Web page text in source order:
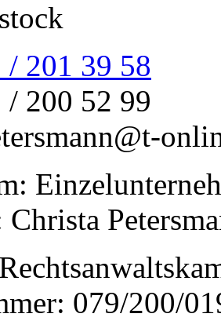
/ 201 39 58
/ 200 52 99
079/200/